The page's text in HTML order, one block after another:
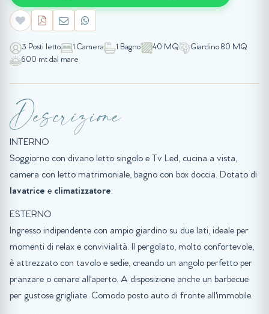
3 Posti letto 1 Camera 1 Bagno 40 MQ
Giardino 80 MQ
600 mt dal mare
Descrizione
INTERNO
Soggiorno con divano letto singolo e Tv Led, cucina a vista,
camera con letto matrimoniale, bagno con box doccia. Dotato di
lavatrice e climatizzatore.
ESTERNO
Ingresso indipendente con ampio giardino su due lati, ideale per
momenti di relax e convivialità. Il pergolato, molto confortevole,
è attrezzato con tavolo e sedie, creando un angolo perfetto per
pranzare o cenare all'aperto. A disposizione anche un barbecue
per gustose grigliate. Comodo posto auto di fronte all'immobile.